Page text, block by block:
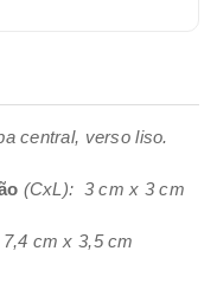
central, verso liso.
(CxL): 3 cm x 3 cm
cm x 3,5 cm